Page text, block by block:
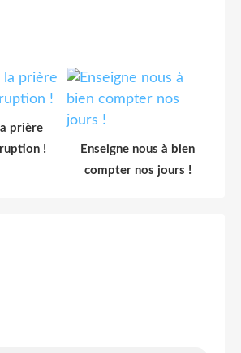
prière
!
Enseigne nous à bien
compter nos jours !